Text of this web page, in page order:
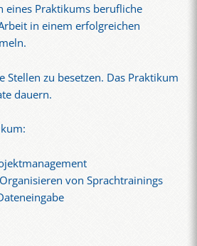
eines Praktikums berufliche
in einem erfolgreichen
Stellen zu besetzen. Das Praktikum
dauern.
von Sprachtrainings